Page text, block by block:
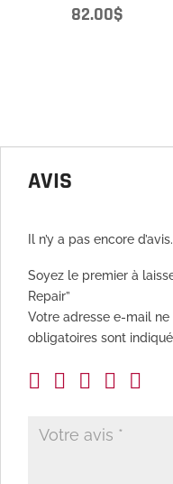
82.00$
AVIS
Il n’y a pas encore d’avis.
Soyez le premier à
Repair”
Votre adresse e-mail
obligatoires sont